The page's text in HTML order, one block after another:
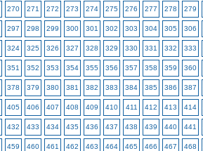
270 271 272 273 274 275 276 277 278 279
297 298 299 300 301 302 303 304 305 306
324 325 326 327 328 329 330 331 332 333
351 352 353 354 355 356 357 358 359 360
378 379 380 381 382 383 384 385 386 387
405 406 407 408 409 410 411 412 413 414
432 433 434 435 436 437 438 439 440 441
459 460 461 462 463 464 465 466 467 468